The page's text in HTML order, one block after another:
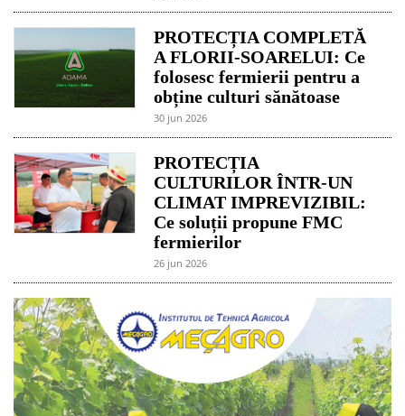
PROTECȚIA COMPLETĂ
A FLORII-SOARELUI: Ce
folosesc fermierii pentru a
obține culturi sănătoase
30 jun 2026
PROTECȚIA
CULTURILOR ÎNTR-UN
CLIMAT IMPREVIZIBIL:
Ce soluții propune FMC
fermierilor
26 jun 2026